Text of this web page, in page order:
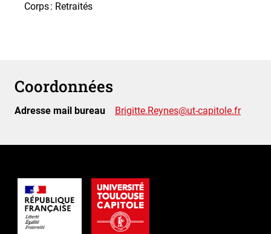
Corps: Retraités
Coordonnées
Adresse mail bureau Brigitte.Reynes@ut-capitole.fr